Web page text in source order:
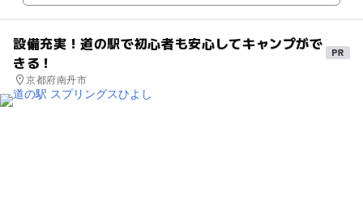
設備充実！道の駅で初心者も安心してキャンプがで
きる！
京都府南丹市